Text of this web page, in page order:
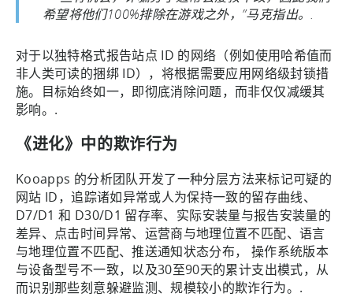
希望将他们100%排除在游戏之外，”马克指出。.
对于以独特格式报告站点 ID 的网络（例如使用哈希值而
非人类可读的捆绑 ID），将根据需要应用网络级封锁措
施。目标始终如一，即彻底消除问题，而非仅仅减缓其
影响。.
《进化》中的欺诈行为
Kooapps 的分析团队开发了一种分层方法来标记可疑的
网站 ID，追踪诸如异常或人为保持一致的留存曲线、
D7/D1 和 D30/D1 留存率、实际安装量与报告安装量的
差异、点击时间异常、运营商与地理位置不匹配、语言
与地理位置不匹配、推送通知状态分布， 操作系统版本
与设备型号不一致，以及30至90天的累计支出模式，从
而识别那些刻意躲避监测、规模较小的欺诈行为。.